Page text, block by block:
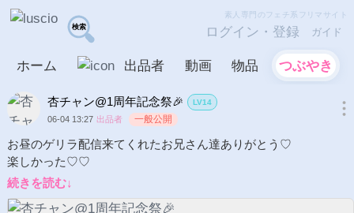
ホーム 出品者 動画 物品 つぶやき
素人専門のフェチ系フリマサイト
ログイン・登録 ガイド
杏チャン@1周年記念祭🎉 LV14
06-04 13:27 出品者 一般公開
お昼のゲリラ配信来てくれたお兄さん達ありがとう♡
続きを読む↓